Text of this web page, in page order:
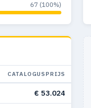
67 (100%)
CATALOGUSPRIJS
€ 53.024